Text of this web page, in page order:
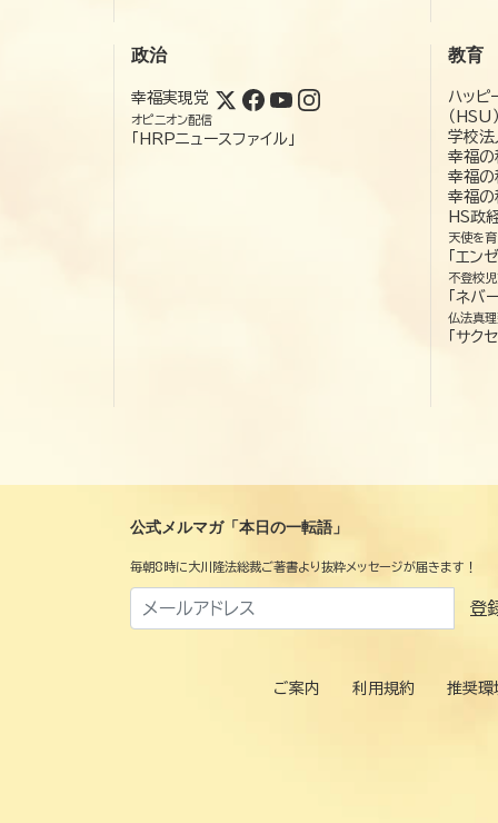
政治
幸福実現党
オピニオン配信
「HRPニュースファイル」
教育
ハッピ
（HSU）
学校法
幸福の
幸福の
幸福
HS政
天使を
「エン
不登校
「ネバ
仏法真
「サク
公式メルマガ「本日の一転語」
毎朝8時に大川隆法総裁ご著書より抜粋メッセージが届きます！
登
ご案内 利用規約 推奨環